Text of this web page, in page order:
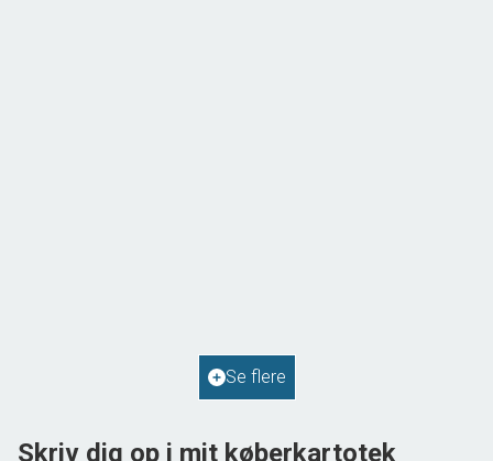
Se flere
Skriv dig op i mit køberkartotek